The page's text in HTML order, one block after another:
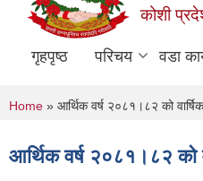
कोशी
गृहपृष्ठ परिचय वडा
You are here
Home » आर्थिक वर्ष २०८१।८२ को वार्षिक
आर्थिक वर्ष २०८१।८२ को